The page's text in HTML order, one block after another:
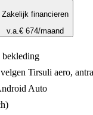
Zakelijk financieren
v.a.€ 674/maand
bekleding
Tirsuli aero,
Auto